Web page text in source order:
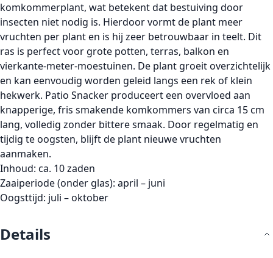
komkommerplant, wat betekent dat bestuiving door
insecten niet nodig is. Hierdoor vormt de plant meer
vruchten per planten is hij zeer betrouwbaar in teelt. Dit
ras is perfect voor grote potten, terras, balkon en
vierkante-meter-moestuinen. De plant groeit overzichtelijk
en kan eenvoudig worden geleid langs een rek of klein
hekwerk. Patio Snacker produceert een overvloed aan
knapperige, fris smakende komkommers van circa 15 cm
lang, volledig zonder bittere smaak. Door regelmatig en
tijdig te oogsten, blijft de plant nieuwe vruchten
aanmaken.
Inhoud: ca. 10 zaden
Zaaiperiode (onder glas): april – juni
Oogsttijd: juli – oktober
Details